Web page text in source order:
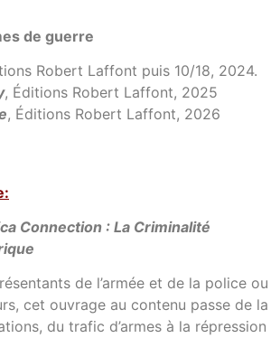
de guerre
Robert Laffont puis 10/18, 2024.
, Éditions Robert Laffont, 2025
, Éditions Robert Laffont, 2026
Connection : La Criminalité
de l’armée et de la police ou
cet ouvrage au contenu passe de la
du trafic d’armes à la répression